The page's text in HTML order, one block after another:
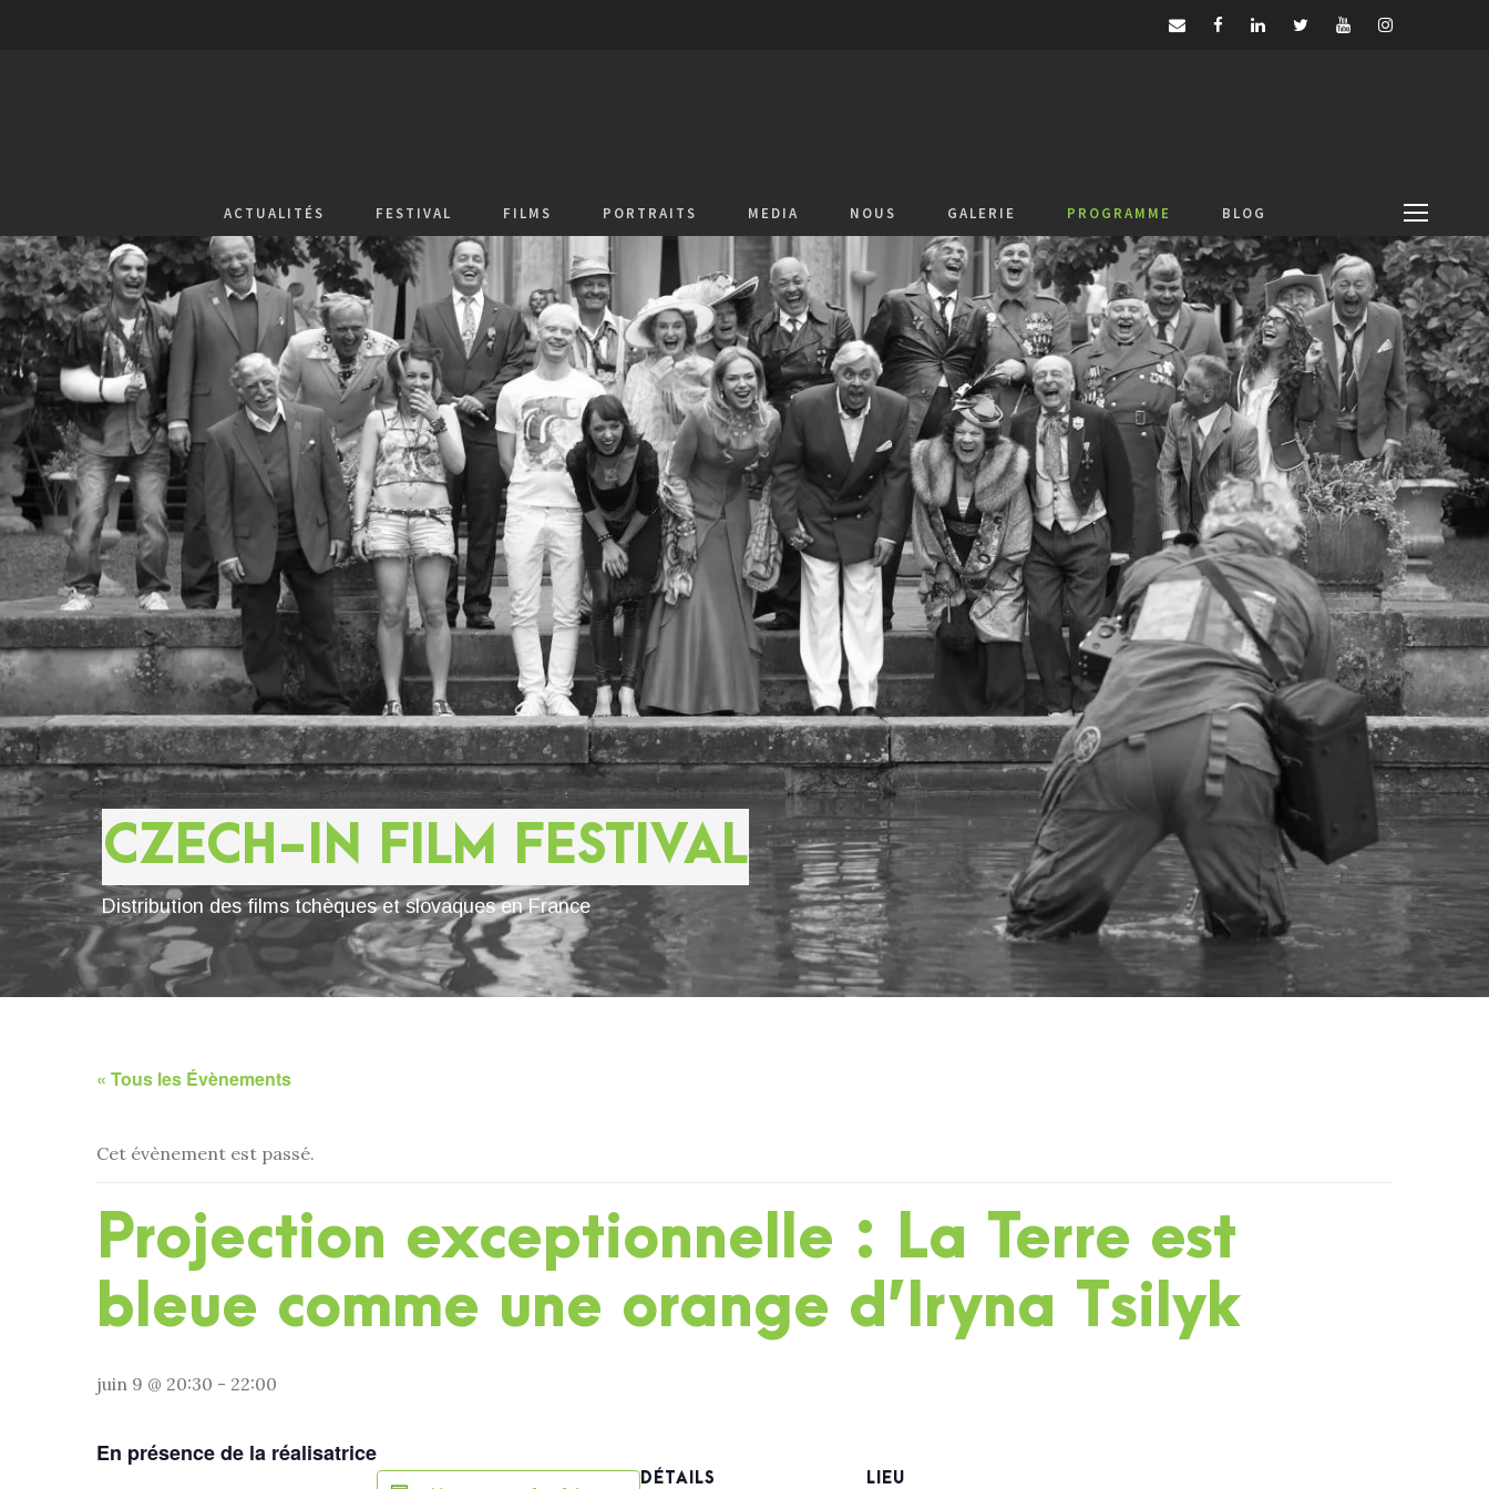
ACTUALITÉS FESTIVAL FILMS PORTRAITS MEDIA NOUS GALERIE PROGRAMME BLOG
Distribution des films tchèques et slovaques en France
CZECH-IN FILM FESTIVAL
« Tous les Évènements
Cet évènement est passé.
Projection exceptionnelle : La Terre est
bleue comme une orange d’Iryna Tsilyk
juin 9 @ 20:30 - 22:00
En présence de la réalisatrice
DÉTAILS LIEU